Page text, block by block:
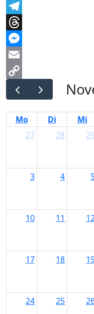
Facebook
Telegram
Threads
Messenger
Email
Copy
Link
Mo Di Mi
27
28 29
3 4
10 11
17 18
24 25